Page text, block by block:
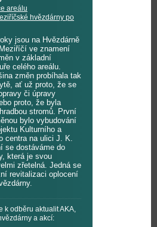
areálu
hvězdárny po
jsou na Hvězdárně
ve znamení
v základní
celého areálu.
změn probíhala tak
ať už proto, že se
či úpravy
proto, že byla
stromů. První
bylo vybudování
Kulturního a
centra na ulici J. K.
se dostáváme do
která je svou
zřetelná. Jedná se
revitalizaci oplocení
k odběru aktualit AKA,
a akcí: